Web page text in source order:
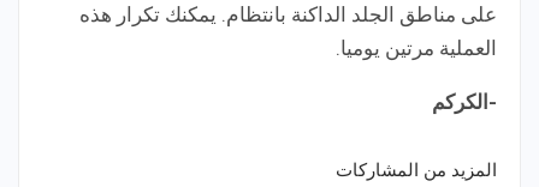
على مناطق الجلد الداكنة بانتظام. يمكنك تكرار هذه
العملية مرتين يوميا.
-الكركم
المزيد من المشاركات